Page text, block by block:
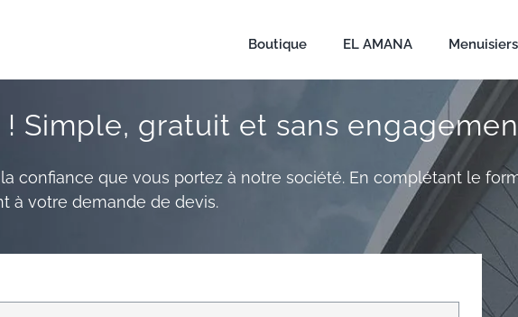
Boutique EL AMANA
Simple, gratuit et sans
confiance que vous portez à notre société. En complétant le
à votre demande de devis.